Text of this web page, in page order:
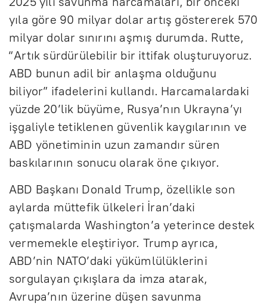
yıla göre 90 milyar dolar artış göstererek 570
milyar dolar sınırını aşmış durumda. Rutte,
“Artık sürdürülebilir bir ittifak oluşturuyoruz.
ABD bunun adil bir anlaşma olduğunu
biliyor” ifadelerini kullandı. Harcamalardaki
yüzde 20’lik büyüme, Rusya’nın Ukrayna’yı
işgaliyle tetiklenen güvenlik kaygılarının ve
ABD yönetiminin uzun zamandır süren
baskılarının sonucu olarak öne çıkıyor.
ABD Başkanı Donald Trump, özellikle son
aylarda müttefik ülkeleri İran’daki
çatışmalarda Washington’a yeterince destek
vermemekle eleştiriyor. Trump ayrıca,
ABD’nin NATO’daki yükümlülüklerini
sorgulayan çıkışlara da imza atarak,
Avrupa’nın üzerine düşen savunma